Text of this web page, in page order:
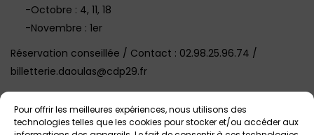
Pour offrir les meilleures expériences, nous utilisons des
technologies telles que les cookies pour stocker et/ou accéder aux
-Octobre : 4, 11, 18
-Novembre : 1er
Réservation conseillée / Contact : 02.98.25.96.74 /
billetterie.daoulas@cdp29.fr‎